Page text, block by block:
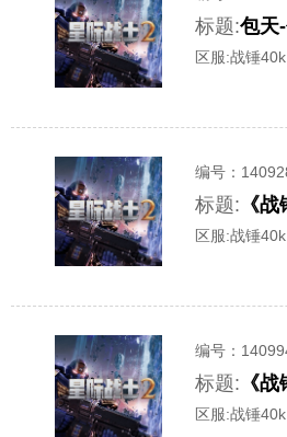
标题:包天
区服:战锤
编号：
标题: 《
区服:战锤
编号：
标题: 《
区服:战锤